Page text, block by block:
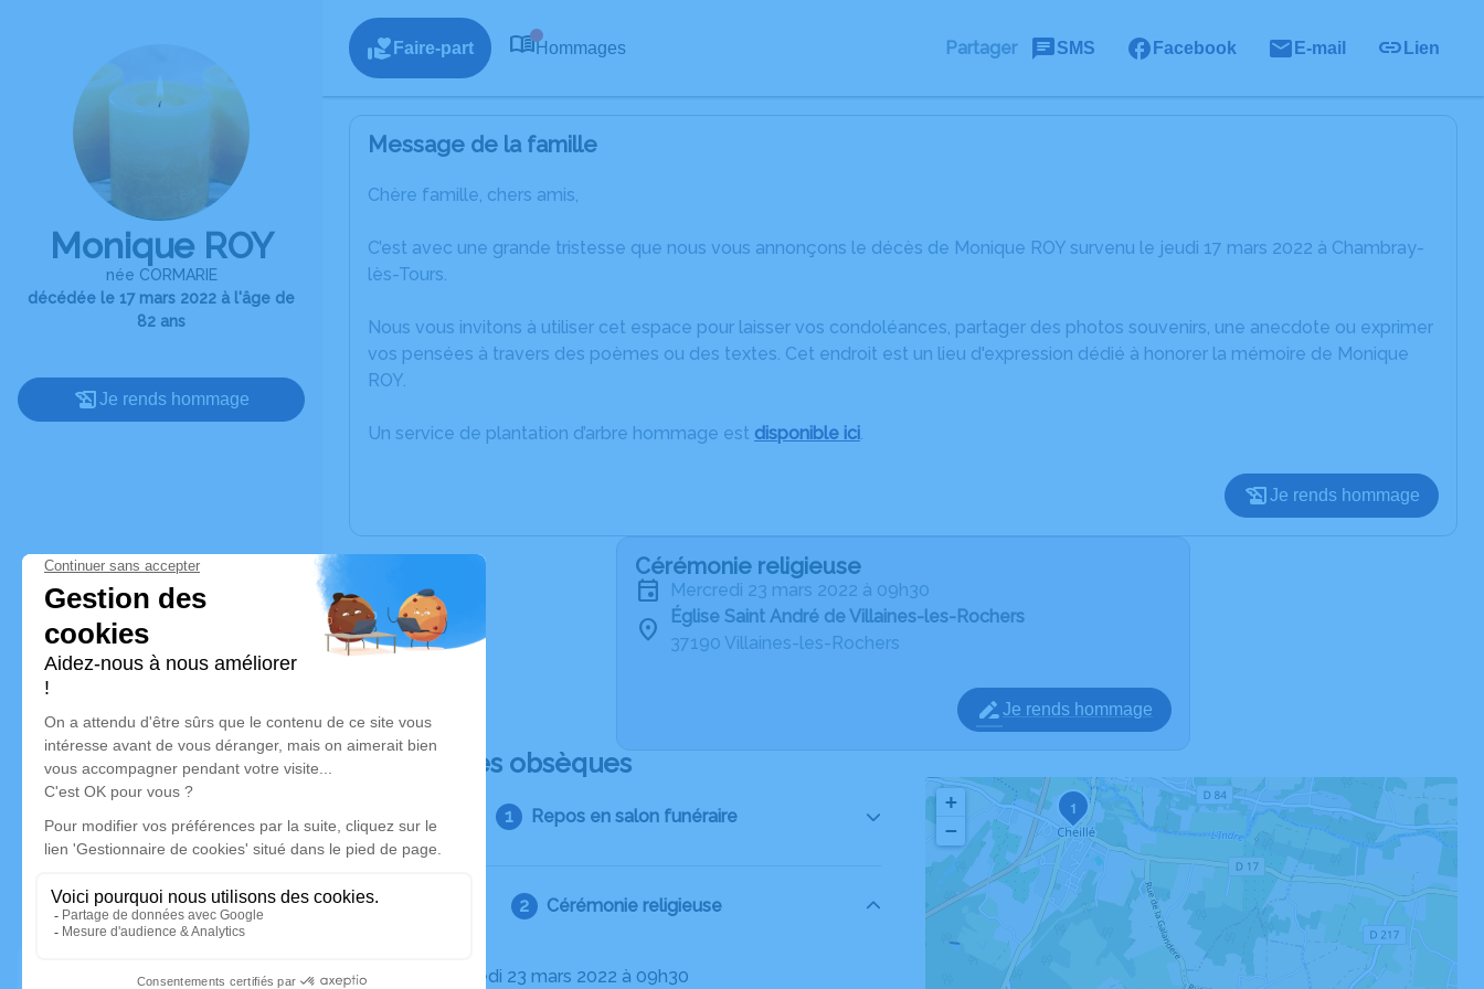
Monique ROY
née CORMARIE
décédée le 17 mars 2022 à l'âge de
82 ans
Je rends hommage
Faire-part Hommages Partager SMS Facebook E-mail Lien
Message de la famille
Chère famille, chers amis,
C’est avec une grande tristesse que nous vous annonçons le décès de Monique ROY survenu le jeudi 17 mars 2022 à Chambray-
lès-Tours.
Nous vous invitons à utiliser cet espace pour laisser vos condoléances, partager des photos souvenirs, une anecdote ou exprimer
vos pensées à travers des poèmes ou des textes. Cet endroit est un lieu d'expression dédié à honorer la mémoire de Monique
ROY.
Un service de plantation d’arbre hommage est disponible ici.
Je rends hommage
Cérémonie religieuse
mercredi 23 mars 2022 à 09h30
Église Saint André de Villaines-les-Rochers
37190 Villaines-les-Rochers
Je rends hommage
Déroulé des obsèques
Repos en salon funéraire
Cérémonie religieuse
Le mercredi 23 mars 2022 à 09h30
1
+
−